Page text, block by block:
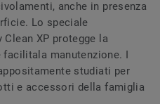
anche in presenza
Lo speciale
XP protegge la
manutenzione. I
studiati per
e accessori della famiglia